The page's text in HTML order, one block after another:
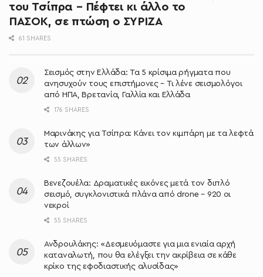
του Τσίπρα – Πέφτει κι άλλο το
ΠΑΣΟΚ, σε πτώση ο ΣΥΡΙΖΑ
61 SHARES
Σεισμός στην Ελλάδα: Τα 5 κρίσιμα ρήγματα που
ανησυχούν τους επιστήμονες – Τι λένε σεισμολόγοι
από ΗΠΑ, Βρετανία, Γαλλία και Ελλάδα
176 SHARES
Μαρινάκης για Τσίπρα: Κάνει τον κιμπάρη με τα λεφτά
των άλλων»
55 SHARES
Βενεζουέλα: Δραματικές εικόνες μετά τον διπλό
σεισμό, συγκλονιστικά πλάνα από drone – 920 οι
νεκροί
55 SHARES
Ανδρουλάκης: «Δεσμευόμαστε για μια ενιαία αρχή
καταναλωτή, που θα ελέγξει την ακρίβεια σε κάθε
κρίκο της εφοδιαστικής αλυσίδας»